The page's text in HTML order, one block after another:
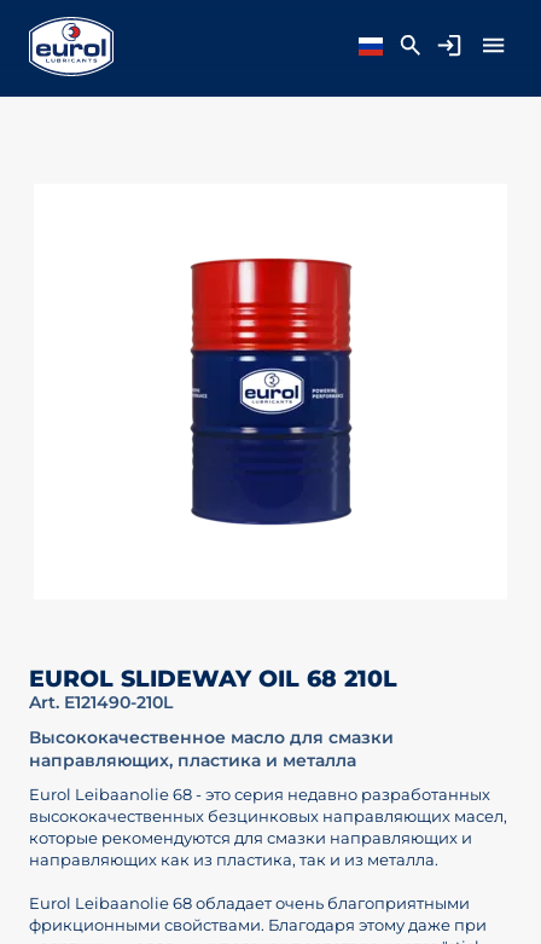
EUROL SLIDEWAY OIL 68 210L
Art. E121490-210L
Высококачественное масло для смазки
направляющих, пластика и металла
Eurol Leibaanolie 68 - это серия недавно разработанных
высококачественных безцинковых направляющих масел,
которые рекомендуются для смазки направляющих и
направляющих как из пластика, так и из металла.
Eurol Leibaanolie 68 обладает очень благоприятными
фрикционными свойствами. Благодаря этому даже при